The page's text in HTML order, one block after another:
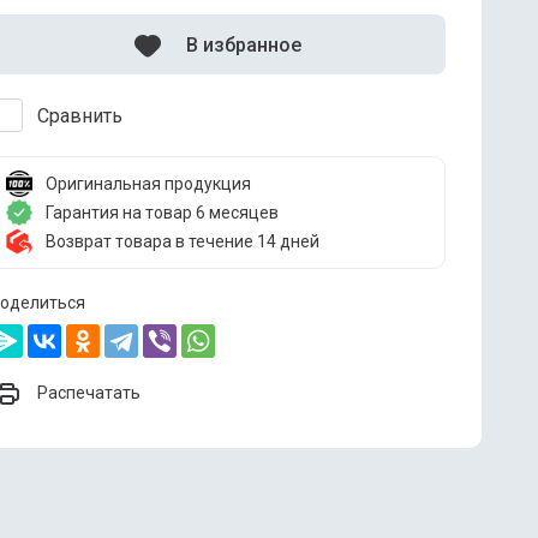
Сравнить
В избранное
Оригинальная продукция
Гарантия на товар 6 месяцев
Возврат товара в течение 14 дней
Распечатать